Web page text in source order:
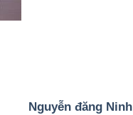
Nguyễn đăng Ninh